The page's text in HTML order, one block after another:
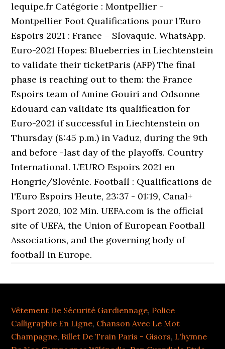
lequipe.fr Catégorie : Montpellier -
Montpellier Foot Qualifications pour l’Euro
Espoirs 2021 : France – Slovaquie. WhatsApp.
Euro-2021 Hopes: Blueberries in Liechtenstein
to validate their ticketParis (AFP) The final
phase is reaching out to them: the France
Espoirs team of Amine Gouiri and Odsonne
Edouard can validate its qualification for
Euro-2021 if successful in Liechtenstein on
Thursday (8:45 p.m.) in Vaduz, during the 9th
and before -last day of the playoffs. Country
International. L’EURO Espoirs 2021 en
Hongrie/Slovénie. Football : Qualifications de
l'Euro Espoirs Heute, 23:37 - 01:19, Canal+
Sport 2020, 102 Min. UEFA.com is the official
site of UEFA, the Union of European Football
Associations, and the governing body of
football in Europe.
Vêtement De Sécurité Gardiennage, Police
Calligraphie En Ligne, Chanson Avec Le Mot
Champagne, Billet De Train Paris - Gisors, L'hymne